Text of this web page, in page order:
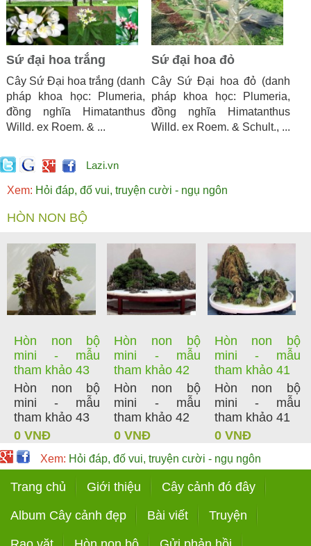
Sứ đại hoa trắng
Cây Sứ Đại hoa trắng (danh
pháp khoa học: Plumeria,
đồng nghĩa Himatanthus
Willd. ex Roem. & ...
Sứ đại hoa đỏ
Cây Sứ Đại hoa đỏ (danh
pháp khoa học: Plumeria,
đồng nghĩa Himatanthus
Willd. ex Roem. & Schult., ...
Lazi.vn
Xem: Hỏi đáp, đố vui, truyện cười - ngụ ngôn
HÒN NON BỘ
Hòn non bộ
mini - mẫu
tham khảo 43
Hòn non bộ
mini - mẫu
tham khảo 43
0 VNĐ
Hòn non bộ
mini - mẫu
tham khảo 42
Hòn non bộ
mini - mẫu
tham khảo 42
0 VNĐ
Hòn non bộ
mini - mẫu
tham khảo 41
Hòn non bộ
mini - mẫu
tham khảo 41
0 VNĐ
Xem: Hỏi đáp, đố vui, truyện cười - ngụ ngôn
Trang chủ Giới thiệu Cây cảnh đó đây
Album Cây cảnh đẹp Bài viết Truyện